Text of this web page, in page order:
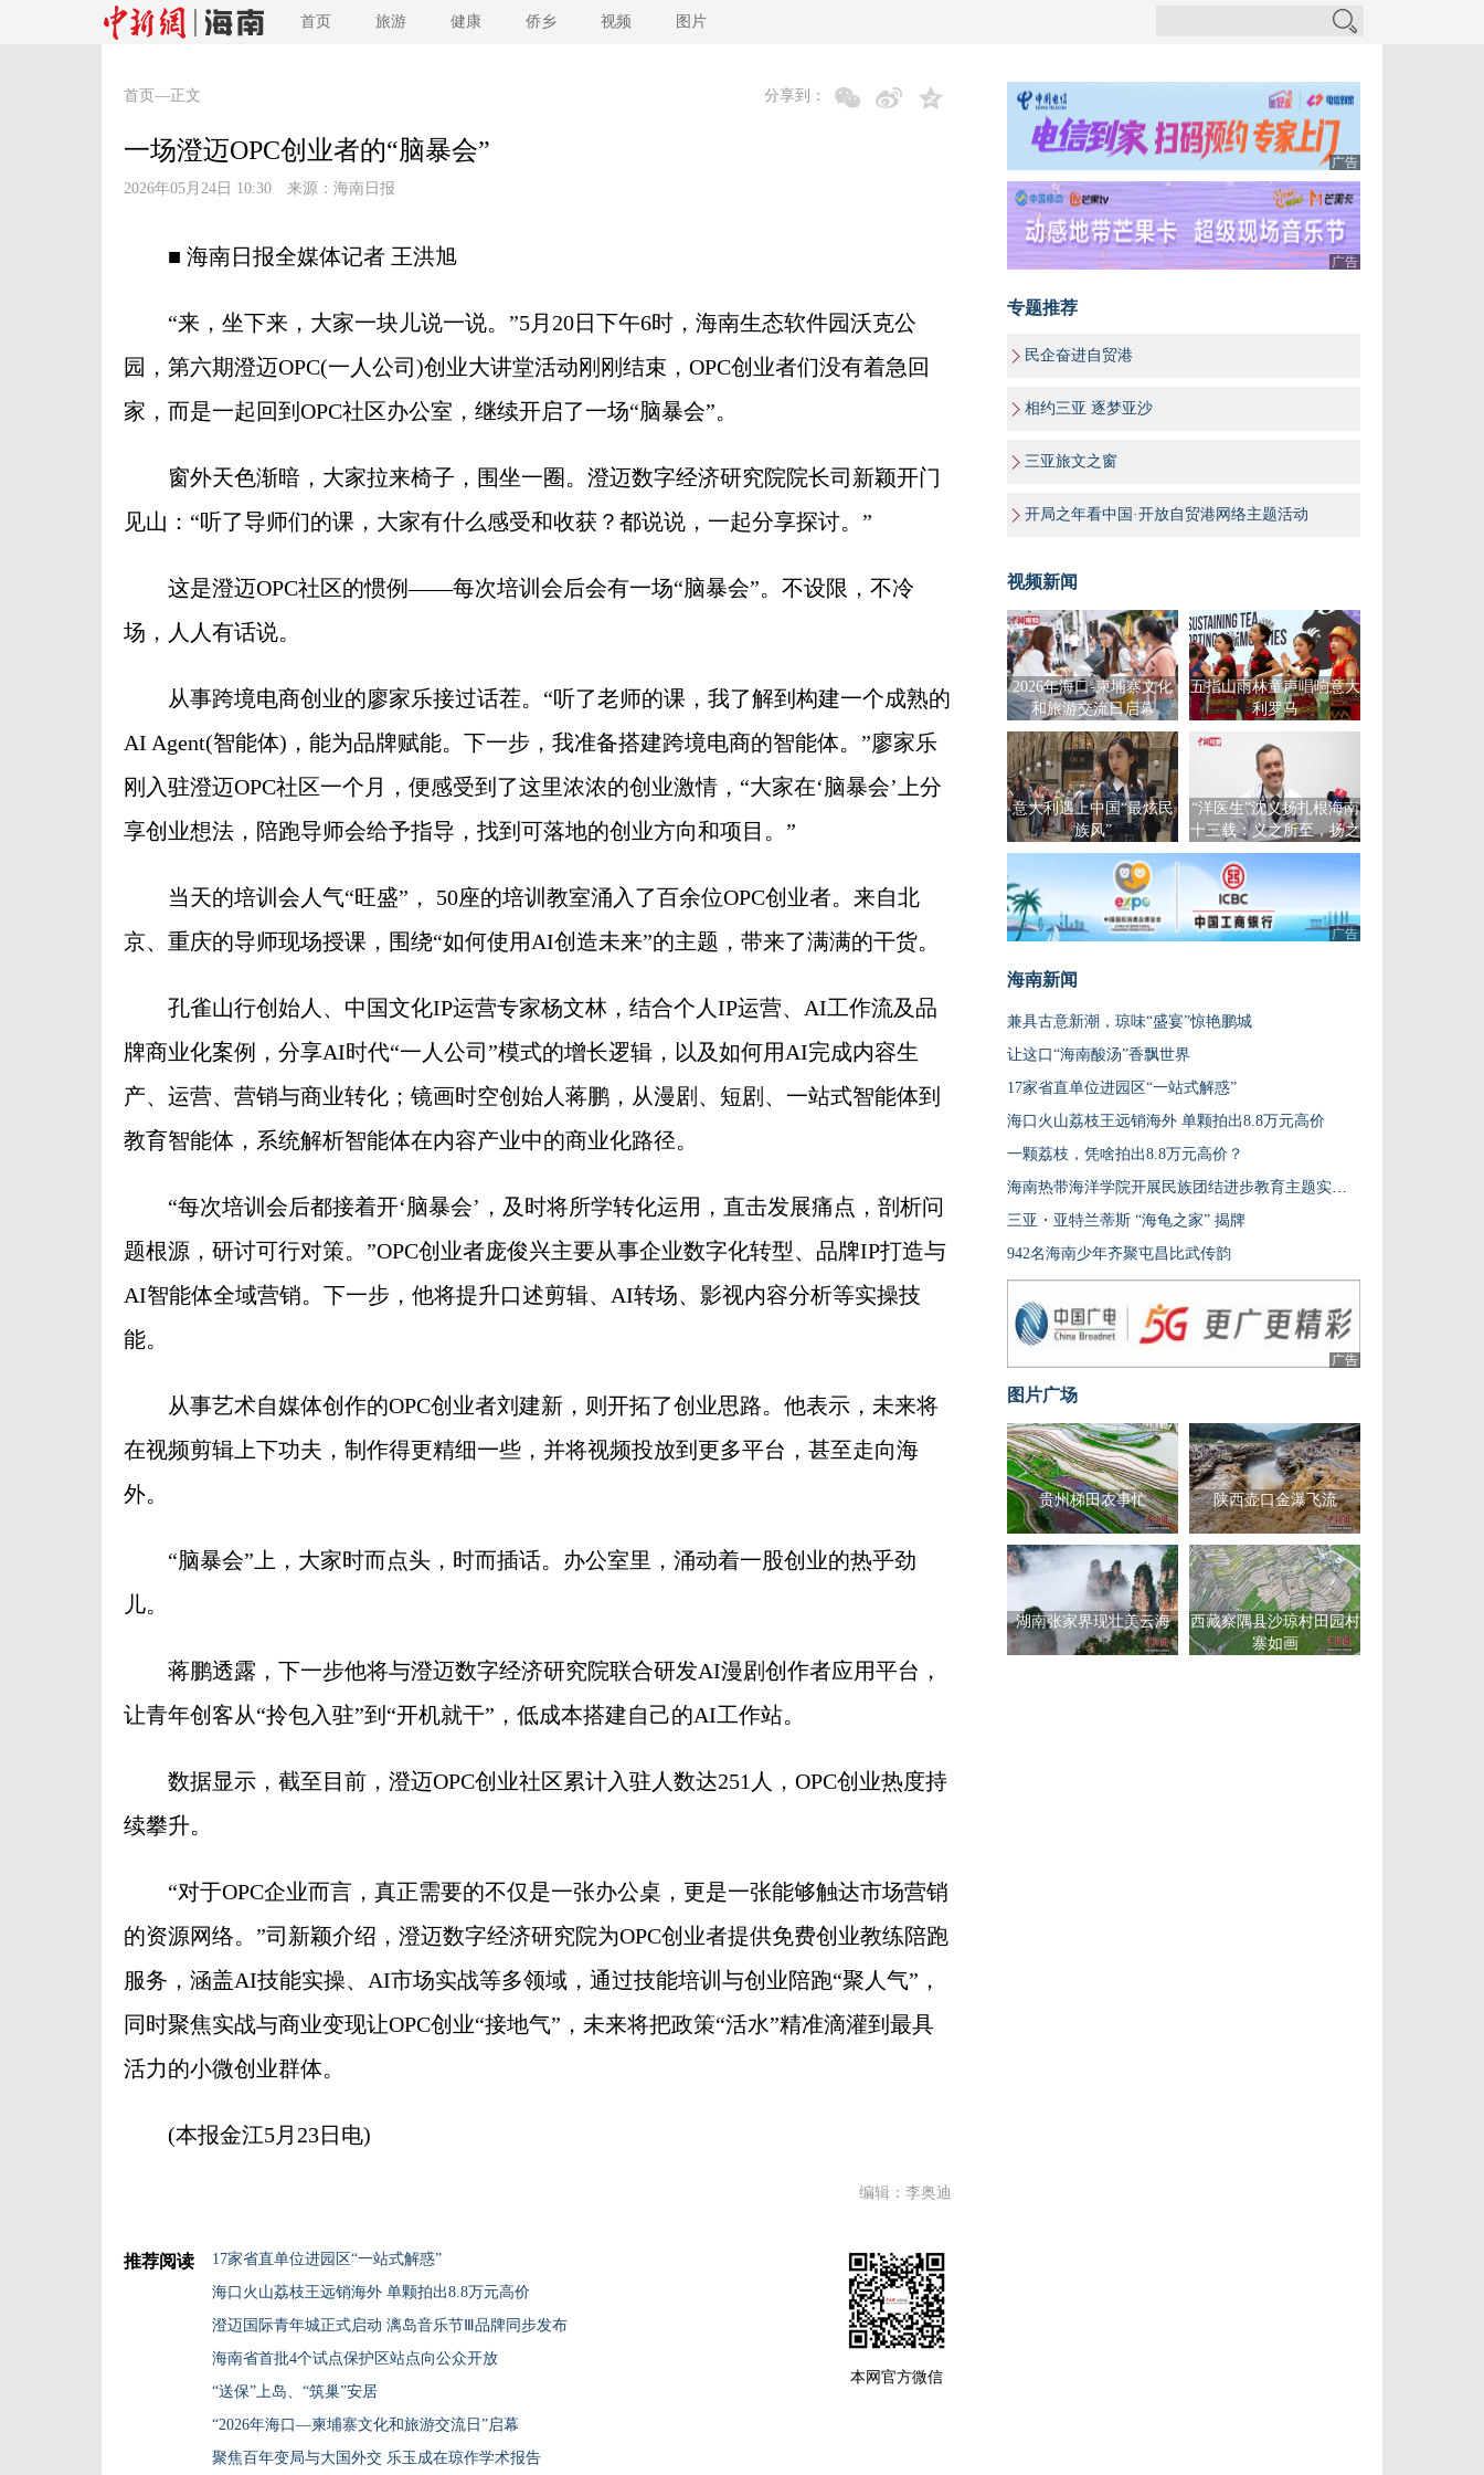
首页 旅游 健康 侨乡 视频 图片
首页 —正文 分享到：
一场澄迈OPC创业者的“脑暴会”
2026年05月24日 10:30 来源： 海南日报
■ 海南日报全媒体记者 王洪旭
“来，坐下来，大家一块儿说一说。”5月20日下午6时，海南生态软件园沃克公
园，第六期澄迈OPC(一人公司)创业大讲堂活动刚刚结束，OPC创业者们没有着急回
家，而是一起回到OPC社区办公室，继续开启了一场“脑暴会”。
窗外天色渐暗，大家拉来椅子，围坐一圈。澄迈数字经济研究院院长司新颖开门
见山：“听了导师们的课，大家有什么感受和收获？都说说，一起分享探讨。”
这是澄迈OPC社区的惯例——每次培训会后会有一场“脑暴会”。不设限，不冷
场，人人有话说。
从事跨境电商创业的廖家乐接过话茬。“听了老师的课，我了解到构建一个成熟的
AI Agent(智能体)，能为品牌赋能。下一步，我准备搭建跨境电商的智能体。”廖家乐
刚入驻澄迈OPC社区一个月，便感受到了这里浓浓的创业激情，“大家在‘脑暴会’上分
享创业想法，陪跑导师会给予指导，找到可落地的创业方向和项目。”
当天的培训会人气“旺盛”， 50座的培训教室涌入了百余位OPC创业者。来自北
京、重庆的导师现场授课，围绕“如何使用AI创造未来”的主题，带来了满满的干货。
孔雀山行创始人、中国文化IP运营专家杨文林，结合个人IP运营、AI工作流及品
牌商业化案例，分享AI时代“一人公司”模式的增长逻辑，以及如何用AI完成内容生
产、运营、营销与商业转化；镜画时空创始人蒋鹏，从漫剧、短剧、一站式智能体到
教育智能体，系统解析智能体在内容产业中的商业化路径。
“每次培训会后都接着开‘脑暴会’，及时将所学转化运用，直击发展痛点，剖析问
题根源，研讨可行对策。”OPC创业者庞俊兴主要从事企业数字化转型、品牌IP打造与
AI智能体全域营销。下一步，他将提升口述剪辑、AI转场、影视内容分析等实操技
能。
从事艺术自媒体创作的OPC创业者刘建新，则开拓了创业思路。他表示，未来将
在视频剪辑上下功夫，制作得更精细一些，并将视频投放到更多平台，甚至走向海
外。
“脑暴会”上，大家时而点头，时而插话。办公室里，涌动着一股创业的热乎劲
儿。
蒋鹏透露，下一步他将与澄迈数字经济研究院联合研发AI漫剧创作者应用平台，
让青年创客从“拎包入驻”到“开机就干”，低成本搭建自己的AI工作站。
数据显示，截至目前，澄迈OPC创业社区累计入驻人数达251人，OPC创业热度持
续攀升。
“对于OPC企业而言，真正需要的不仅是一张办公桌，更是一张能够触达市场营销
的资源网络。”司新颖介绍，澄迈数字经济研究院为OPC创业者提供免费创业教练陪跑
服务，涵盖AI技能实操、AI市场实战等多领域，通过技能培训与创业陪跑“聚人气”，
同时聚焦实战与商业变现让OPC创业“接地气”，未来将把政策“活水”精准滴灌到最具
活力的小微创业群体。
(本报金江5月23日电)
编辑：李奥迪
推荐阅读
17家省直单位进园区“一站式解惑”
海口火山荔枝王远销海外 单颗拍出8.8万元高价
澄迈国际青年城正式启动 漓岛音乐节Ⅲ品牌同步发布
海南省首批4个试点保护区站点向公众开放
“送保”上岛、“筑巢”安居
“2026年海口—柬埔寨文化和旅游交流日”启幕
聚焦百年变局与大国外交 乐玉成在琼作学术报告
本网官方微信
广告
广告
专题推荐
民企奋进自贸港
相约三亚 逐梦亚沙
三亚旅文之窗
开局之年看中国·开放自贸港网络主题活动
视频新闻
2026年海口-柬埔寨文化
和旅游交流日启幕
五指山雨林童声唱响意大
利罗马
意大利遇上中国“最炫民
族风”
“洋医生”沈义扬扎根海南
十三载：义之所至，扬之
千里
广告
海南新闻
兼具古意新潮，琼味“盛宴”惊艳鹏城
让这口“海南酸汤”香飘世界
17家省直单位进园区“一站式解惑”
海口火山荔枝王远销海外 单颗拍出8.8万元高价
一颗荔枝，凭啥拍出8.8万元高价？
海南热带海洋学院开展民族团结进步教育主题实践活动
三亚・亚特兰蒂斯 “海龟之家” 揭牌
942名海南少年齐聚屯昌比武传韵
广告
图片广场
贵州梯田农事忙 陕西壶口金瀑飞流
湖南张家界现壮美云海
西藏察隅县沙琼村田园村
寨如画